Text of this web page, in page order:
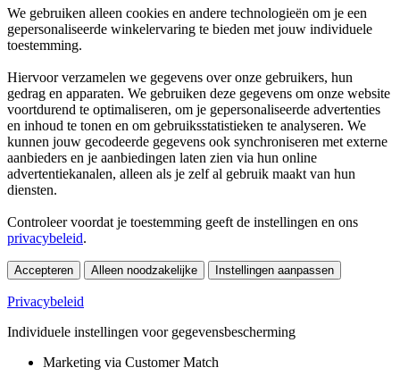
We gebruiken alleen cookies en andere technologieën om je een
gepersonaliseerde winkelervaring te bieden met jouw individuele
toestemming.
Hiervoor verzamelen we gegevens over onze gebruikers, hun
gedrag en apparaten. We gebruiken deze gegevens om onze website
voortdurend te optimaliseren, om je gepersonaliseerde advertenties
en inhoud te tonen en om gebruiksstatistieken te analyseren. We
kunnen jouw gecodeerde gegevens ook synchroniseren met externe
aanbieders en je aanbiedingen laten zien via hun online
advertentiekanalen, alleen als je zelf al gebruik maakt van hun
diensten.
Controleer voordat je toestemming geeft de instellingen en ons
privacybeleid.
Accepteren Alleen noodzakelijke Instellingen aanpassen
Privacybeleid
Individuele instellingen voor gegevensbescherming
Marketing via Customer Match